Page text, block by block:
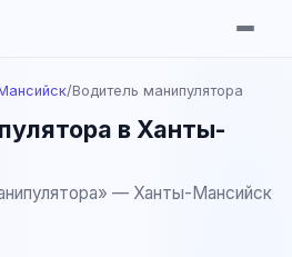
/Водитель манипулятора
в Ханты-
— Ханты-Мансийск